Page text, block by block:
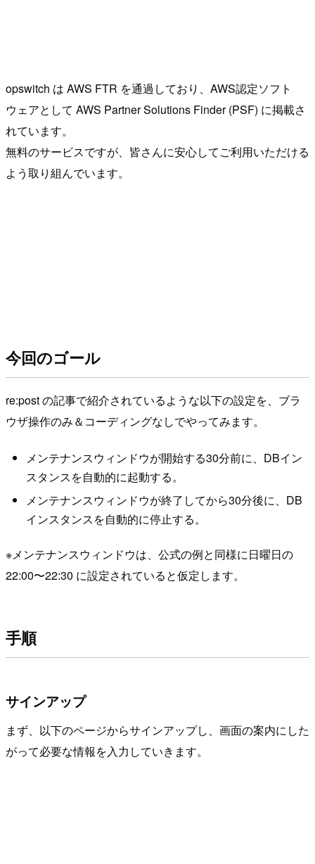
opswitch は AWS FTR を通過しており、AWS認定ソフト
ウェアとして AWS Partner Solutions Finder (PSF) に掲載さ
れています。
無料のサービスですが、皆さんに安心してご利用いただける
よう取り組んでいます。
今回のゴール
re:post の記事で紹介されているような以下の設定を、ブラ
ウザ操作のみ＆コーディングなしでやってみます。
メンテナンスウィンドウが開始する30分前に、DBイン
スタンスを自動的に起動する。
メンテナンスウィンドウが終了してから30分後に、DB
インスタンスを自動的に停止する。
※メンテナンスウィンドウは、公式の例と同様に日曜日の
22:00〜22:30 に設定されていると仮定します。
手順
サインアップ
まず、以下のページからサインアップし、画面の案内にした
がって必要な情報を入力していきます。